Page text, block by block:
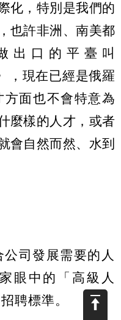
化，特別是我們的
也許非洲、南美都
出口的平臺叫
，現在已經是俄羅
面也不會特意為
麼樣的人才，或者
會自然而然、水到
司發展需要的人
眼中的「高級人
聘標準。